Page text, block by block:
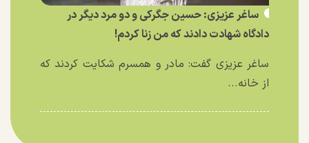
ساغر عزیزی: حسین جگرکی و دو مرد دیگر در
دادگاه شهادت دادند که من زنا کردم!
ساغر عزیزی گفت: مادر و همسرم شکایت کردند که
از خانه...